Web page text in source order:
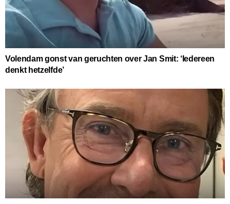
Volendam gonst van geruchten over Jan Smit: ‘Iedereen
denkt hetzelfde’